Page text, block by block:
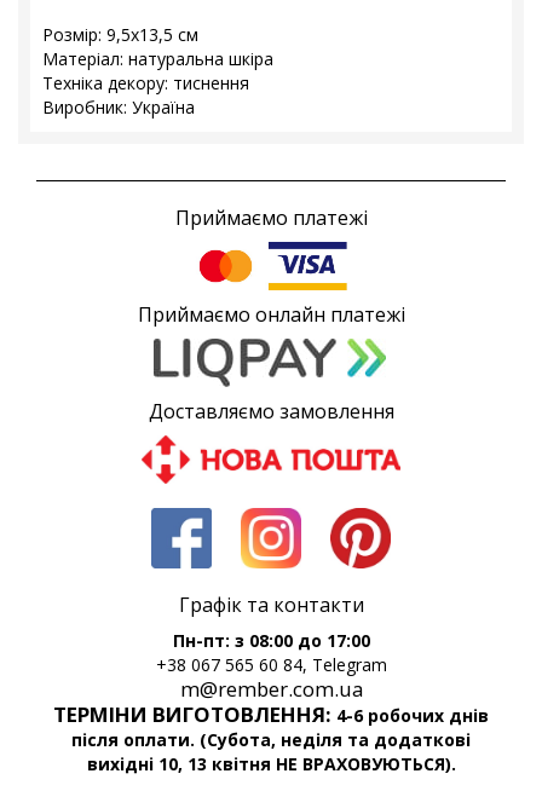
Розмір: 9,5x13,5 см
Матеріал: натуральна шкіра
Техніка декору: тиснення
Виробник: Україна
Приймаємо платежі
Приймаємо онлайн платежі
Доставляємо замовлення
Графік та контакти
Пн-пт: з 08:00 до 17:00
+38 067 565 60 84, Telegram
m@rember.com.ua
ТЕРМІНИ ВИГОТОВЛЕННЯ: 4-6 робочих днів
після оплати. (Субота, неділя та додаткові
вихідні 10, 13 квітня НЕ ВРАХОВУЮТЬСЯ).